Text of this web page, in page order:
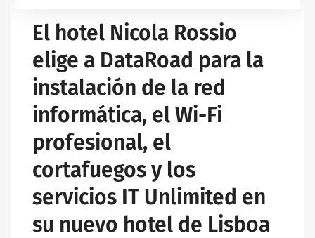
El hotel Nicola Rossio
elige a DataRoad para la
instalación de la red
informática, el Wi-Fi
profesional, el
cortafuegos y los
servicios IT Unlimited en
su nuevo hotel de Lisboa